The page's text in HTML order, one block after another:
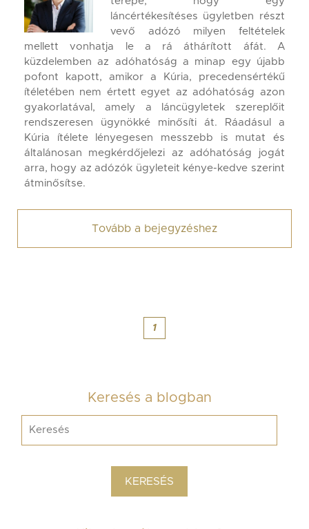
láncértékesítéses ügyletben részt
vevő adózó milyen feltételek
mellett vonhatja le a rá áthárított áfát. A
küzdelemben az adóhatóság a minap egy újabb
pofont kapott, amikor a Kúria, precedensértékű
ítéletében nem értett egyet az adóhatóság azon
gyakorlatával, amely a láncügyletek szereplőit
rendszeresen ügynökké minősíti át. Ráadásul a
Kúria ítélete lényegesen messzebb is mutat és
általánosan megkérdőjelezi az adóhatóság jogát
arra, hogy az adózók ügyleteit kénye-kedve szerint
átminősítse.
Tovább a bejegyzéshez
1
Keresés a blogban